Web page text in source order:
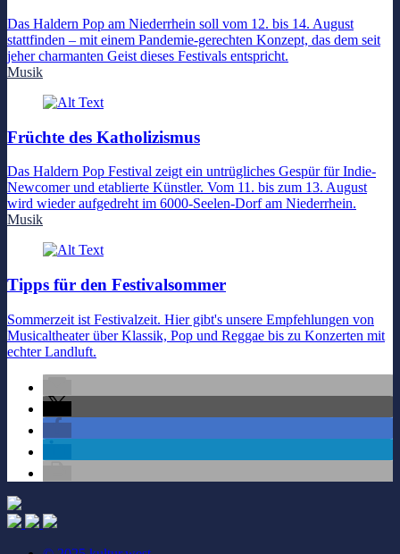
Das Haldern Pop am Niederrhein soll vom 12. bis 14. August
stattfinden – mit einem Pandemie-gerechten Konzept, das dem seit
jeher charmanten Geist dieses Festivals entspricht.
Musik
Früchte des Katholizismus
Das Haldern Pop Festival zeigt ein untrügliches Gespür für Indie-
Newcomer und etablierte Künstler. Vom 11. bis zum 13. August
wird wieder aufgedreht im 6000-Seelen-Dorf am Niederrhein.
Musik
Tipps für den Festivalsommer
Sommerzeit ist Festivalzeit. Hier gibt's unsere Empfehlungen von
Musicaltheater über Klassik, Pop und Reggae bis zu Konzerten mit
echter Landluft.